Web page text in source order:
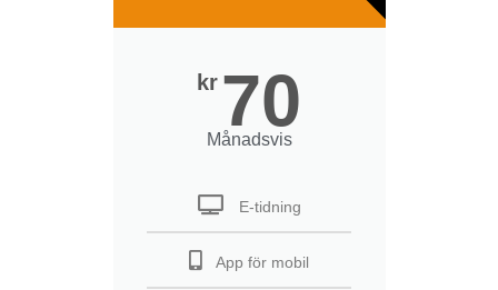
kr 70
Månadsvis
E-tidning
App för mobil